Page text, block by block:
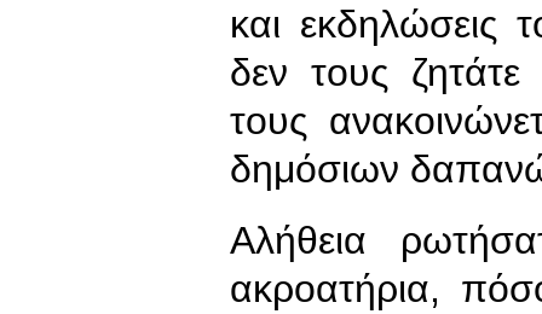
και εκδηλώσεις
δεν τους
τους
δημόσιων
Αλήθεια
ακροατήρια,